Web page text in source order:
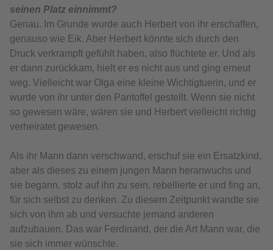
seinen Platz einnimmt?
Genau. Im Grunde wurde auch Herbert von ihr erschaffen,
genauso wie Eik. Aber Herbert könnte sich durch den
Druck verkrampft gefühlt haben, also flüchtete er. Und als
er dann zurückkam, hielt er es nicht aus und ging erneut
weg. Vielleicht war Olga eine kleine Wichtigtuerin, und er
wurde von ihr unter den Pantoffel gestellt. Wenn sie nicht
so gewesen wäre, wären sie und Herbert vielleicht richtig
verheiratet gewesen.
Als ihr Mann dann verschwand, erschuf sie ein Ersatzkind,
aber als dieses zu einem jungen Mann heranwuchs und
sie begann, stolz auf ihn zu sein, rebellierte er und fing an,
für sich selbst zu denken. Zu diesem Zeitpunkt wandte sie
sich von ihm ab und versuchte jemand anderen
aufzubauen. Das war Ferdinand, der die Art Mann war, die
sie sich immer wünschte.